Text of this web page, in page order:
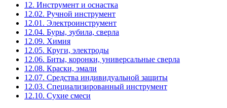
12. Инструмент и оснастка
12.02. Ручной инструмент
12.01. Электроинструмент
12.04. Буры, зубила, сверла
12.09. Химия
12.05. Круги, электроды
12.06. Биты, коронки, универсальные сверла
12.08. Краски, эмали
12.07. Средства индивидуальной защиты
12.03. Специализированный инструмент
12.10. Сухие смеси